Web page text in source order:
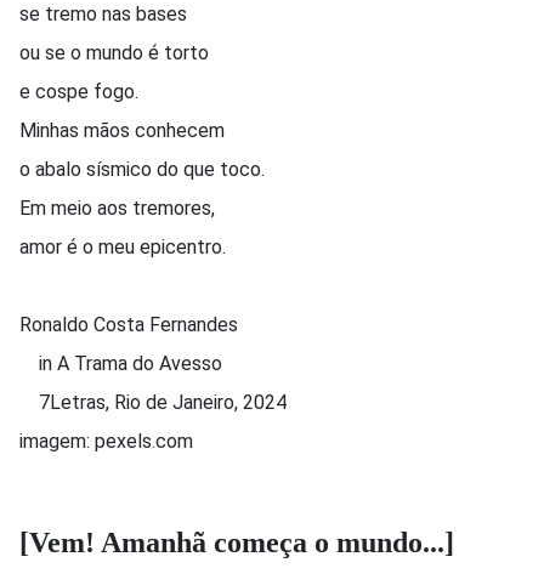
se tremo nas bases
ou se o mundo é torto
e cospe fogo.
Minhas mãos conhecem
o abalo sísmico do que toco.
Em meio aos tremores,
amor é o meu epicentro.
Ronaldo Costa Fernandes
in A Trama do Avesso
7Letras, Rio de Janeiro, 2024
imagem: pexels.com
[Vem! Amanhã começa o mundo...]